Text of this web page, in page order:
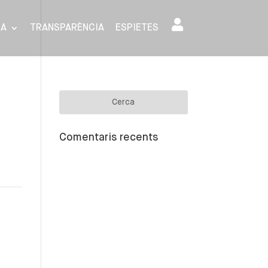
TRANSPARÈNCIA ESPIETES
Comentaris recents